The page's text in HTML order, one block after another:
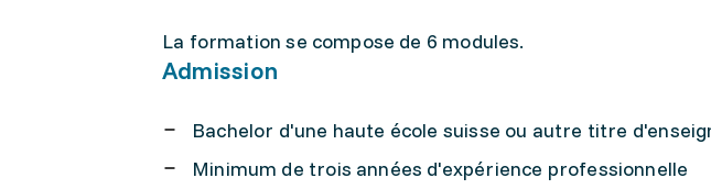
La formation se compose de 6 modules.
Admission
Bachelor d'une haute école suisse ou autre titre
Minimum de trois années d'expérience professionnelle